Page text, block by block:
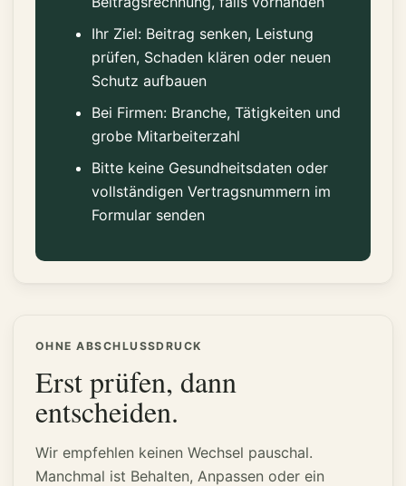
Ihr Ziel: Beitrag senken, Leistung
prüfen, Schaden klären oder neuen
Schutz aufbauen
Bei Firmen: Branche, Tätigkeiten und
grobe Mitarbeiterzahl
Bitte keine Gesundheitsdaten oder
vollständigen Vertragsnummern im
Formular senden
OHNE ABSCHLUSSDRUCK
Erst prüfen, dann
entscheiden.
Wir empfehlen keinen Wechsel pauschal.
Manchmal ist Behalten, Anpassen oder ein